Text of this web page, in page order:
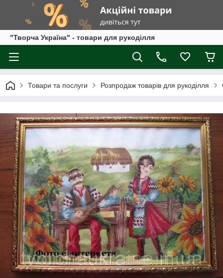
"Творча Україна" - товари для рукоділля
Товари та послуги Розпродаж товарів для рукоділля